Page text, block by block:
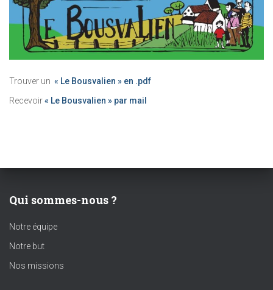
Trouver un « Le Bousvalien » en .pdf
Recevoir« Le Bousvalien » par mail
Qui sommes-nous ?
Notre équipe
Notre but
Nos missions